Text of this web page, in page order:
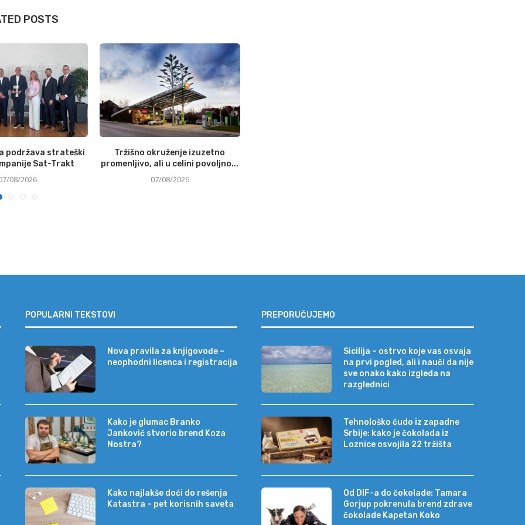
POSTS
podržava strateški
Sat-Trakt
08/2026
Tržišno okruženje izuzetno
promenljivo, ali u celini povoljno...
07/08/2026
POPULARNI TEKSTOVI
Nova pravila za knjigovođe –
neophodni licenca i registracija
Kako je glumac Branko
Janković stvorio brend Koza
Nostra?
Kako najlakše doći do rešenja
Katastra – pet korisnih saveta
PREPORUČUJEMO
Sicilija – ostrvo koje vas osvaja
na prvi pogled, ali i nauči da nije
sve onako kako izgleda na
razglednici
Tehnološko čudo iz zapadne
Srbije: kako je čokolada iz
Loznice osvojila 22 tržišta
Od DIF-a do čokolade: Tamara
Gorjup pokrenula brend zdrave
čokolade Kapetan Koko